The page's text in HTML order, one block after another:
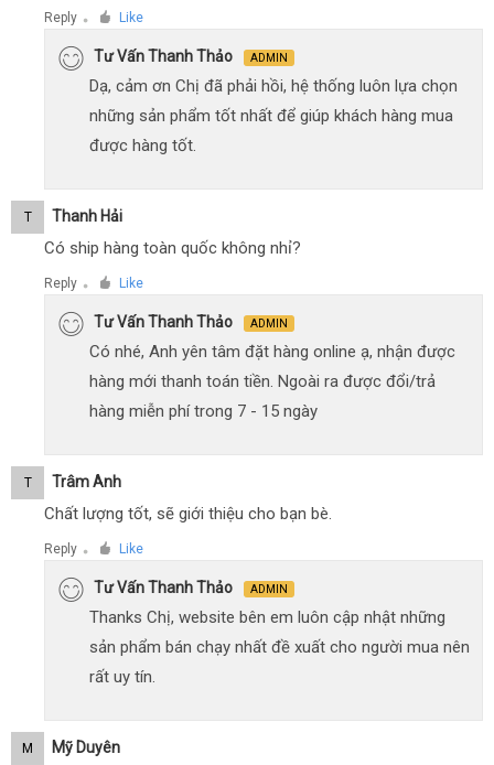
Reply ● Like
Tư Vấn Thanh Thảo ADMIN
Dạ, cảm ơn Chị đã phải hồi, hệ thống luôn lựa chọn
những sản phẩm tốt nhất để giúp khách hàng mua
được hàng tốt.
T Thanh Hải
Có ship hàng toàn quốc không nhỉ?
Reply ● Like
Tư Vấn Thanh Thảo ADMIN
Có nhé, Anh yên tâm đặt hàng online ạ, nhận được
hàng mới thanh toán tiền. Ngoài ra được đổi/trả
hàng miễn phí trong 7 - 15 ngày
T Trâm Anh
Chất lượng tốt, sẽ giới thiệu cho bạn bè.
Reply ● Like
Tư Vấn Thanh Thảo ADMIN
Thanks Chị, website bên em luôn cập nhật những
sản phẩm bán chạy nhất đề xuất cho người mua nên
rất uy tín.
M Mỹ Duyên